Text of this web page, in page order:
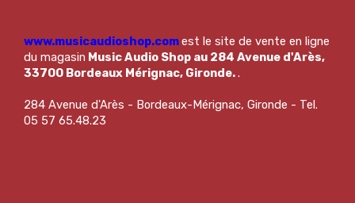
www.musicaudioshop.comest le site de vente en ligne
du magasin Music Audio Shop au 284 Avenue d'Arès,
33700 Bordeaux Mérignac, Gironde..
284 Avenue d'Arès - Bordeaux-Mérignac, Gironde - Tel.
05 57 65.48.23